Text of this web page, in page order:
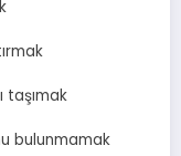
taşımak
bulunmamak